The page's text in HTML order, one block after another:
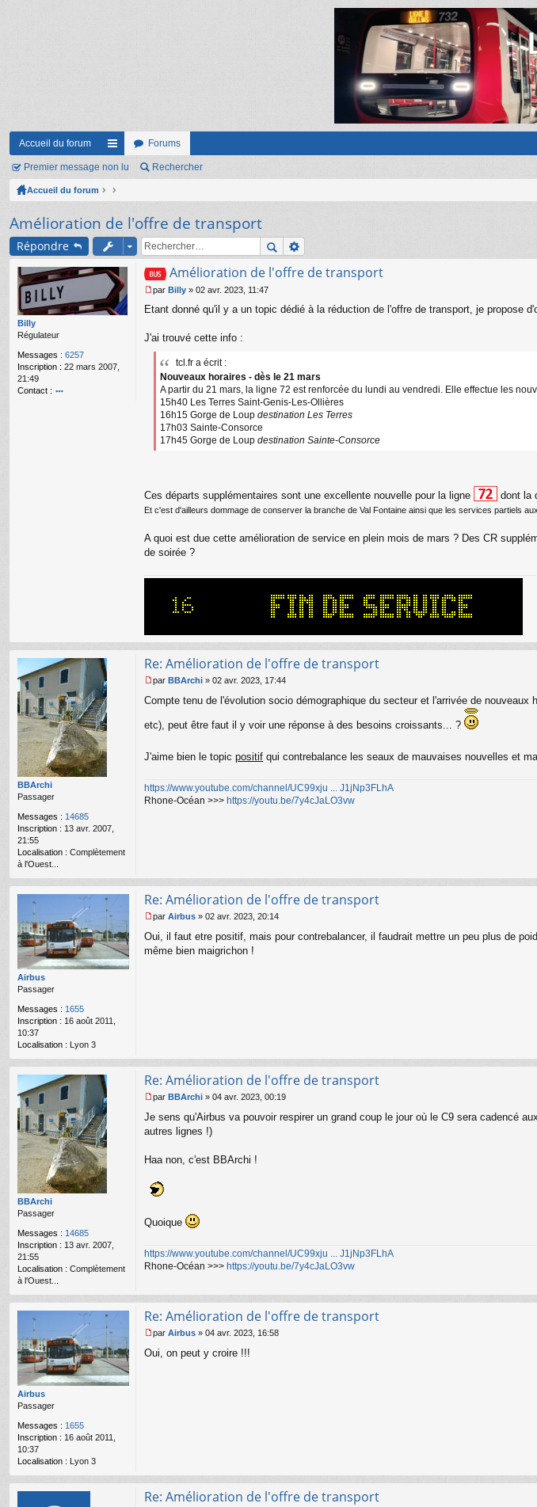
Accueil du forum
ac
co
ur
ci
s
Forums
Premier message non lu Rechercher
Accueil du forum
Amélioration de l'offre de transport
Répondre
Billy
Régulateur
Messages : 6257
Inscription : 22 mars 2007,
21:49
Contact :
Amélioration de l'offre de transport
e
s
par Billy » 02 avr. 2023, 11:47
Etant donné qu'il y a un topic dédié à la réduction de l'offre de transport, je propose
J'ai trouvé cette info :
tcl.fr a écrit :
Nouveaux horaires - dès le 21 mars
A partir du 21 mars, la ligne 72 est renforcée du lundi au vendredi. Elle effectue les
15h40 Les Terres Saint-Genis-Les-Ollières
16h15 Gorge de Loup destination Les Terres
17h03 Sainte-Consorce
17h45 Gorge de Loup destination Sainte-Consorce
Ces départs supplémentaires sont une excellente nouvelle pour la ligne dont la
Et c'est d'ailleurs dommage de conserver la branche de Val Fontaine ainsi que les services partiels
A quoi est due cette amélioration de service en plein mois de mars ? Des CR
de soirée ?
BBArchi
Passager
Messages : 14685
Inscription : 13 avr. 2007,
21:55
Localisation : Complètement
à l'Ouest...
Re: Amélioration de l'offre de transport
e
s
e
o
n
par BBArchi » 02 avr. 2023, 17:44
Compte tenu de l'évolution socio démographique du secteur et l'arrivée de
etc), peut être faut il y voir une réponse à des besoins croissants... ?
J'aime bien le topic positif qui contrebalance les seaux de mauvaises nouvelles et
https://www.youtube.com/channel/UC99xju ... J1jNp3FLhA
Rhone-Océan >>> https://youtu.be/7y4cJaLO3vw
Airbus
Passager
Messages : 1655
Inscription : 16 août 2011,
10:37
Localisation : Lyon 3
Re: Amélioration de l'offre de transport
e
s
par Airbus » 02 avr. 2023, 20:14
Oui, il faut etre positif, mais pour contrebalancer, il faudrait mettre un peu plus de
même bien maigrichon !
BBArchi
Passager
Messages : 14685
Inscription : 13 avr. 2007,
21:55
Localisation : Complètement
à l'Ouest...
Re: Amélioration de l'offre de transport
e
s
g
n
l
par BBArchi » 04 avr. 2023, 00:19
Je sens qu'Airbus va pouvoir respirer un grand coup le jour où le C9 sera cadencé
autres lignes !)
Haa non, c'est BBArchi !
Quoique
https://www.youtube.com/channel/UC99xju ... J1jNp3FLhA
Rhone-Océan >>> https://youtu.be/7y4cJaLO3vw
Airbus
Passager
Messages : 1655
Inscription : 16 août 2011,
10:37
Localisation : Lyon 3
Re: Amélioration de l'offre de transport
e
par Airbus » 04 avr. 2023, 16:58
Oui, on peut y croire !!!
Re: Amélioration de l'offre de transport